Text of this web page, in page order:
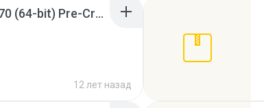
Sony Vegas Pro 12.0.770 (64-bit) Pre-Cracked.zip
12 лет назад